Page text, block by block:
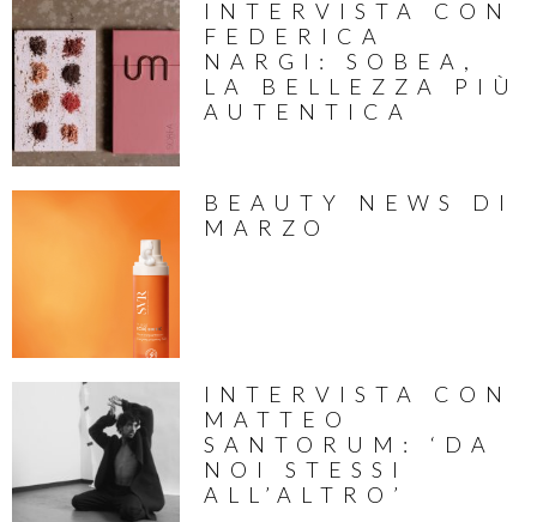
INTERVISTA CON
FEDERICA
NARGI: SOBEA,
LA BELLEZZA PIÙ
AUTENTICA
BEAUTY NEWS DI
MARZO
INTERVISTA CON
MATTEO
SANTORUM: ‘DA
NOI STESSI
ALL’ALTRO’